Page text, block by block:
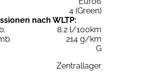
4 (Green)
nach WLTP:
8,2 l/100km
214 g/km
G
Zentrallager